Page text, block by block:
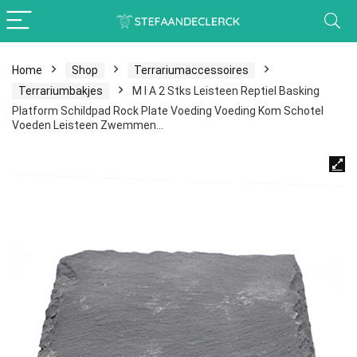
Home Shop
Terrariumaccessoires
Terrariumbakjes
M I A 2 Stks Leisteen Reptiel Basking
Platform Schildpad Rock Plate Voeding Voeding Kom Schotel
Voeden Leisteen Zwemmen…